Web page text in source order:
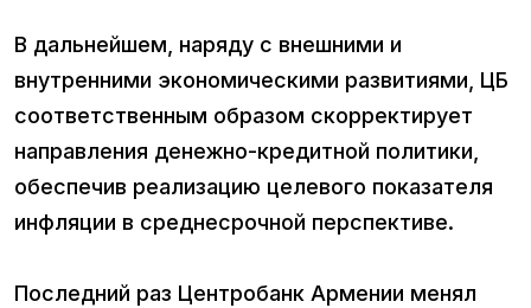
В дальнейшем, наряду с внешними и
внутренними экономическими развитиями, ЦБ
соответственным образом скорректирует
направления денежно-кредитной политики,
обеспечив реализацию целевого показателя
инфляции в среднесрочной перспективе.
Последний раз Центробанк Армении менял